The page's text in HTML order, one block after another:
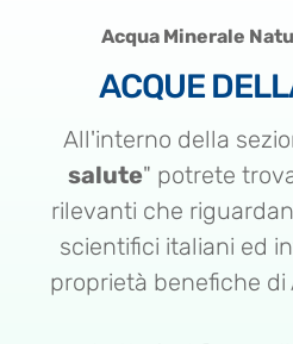
Acqua Minerale
ACQUE
All'interno della
salute" potrete
rilevanti che
scientifici italiani ed
proprietà benefiche